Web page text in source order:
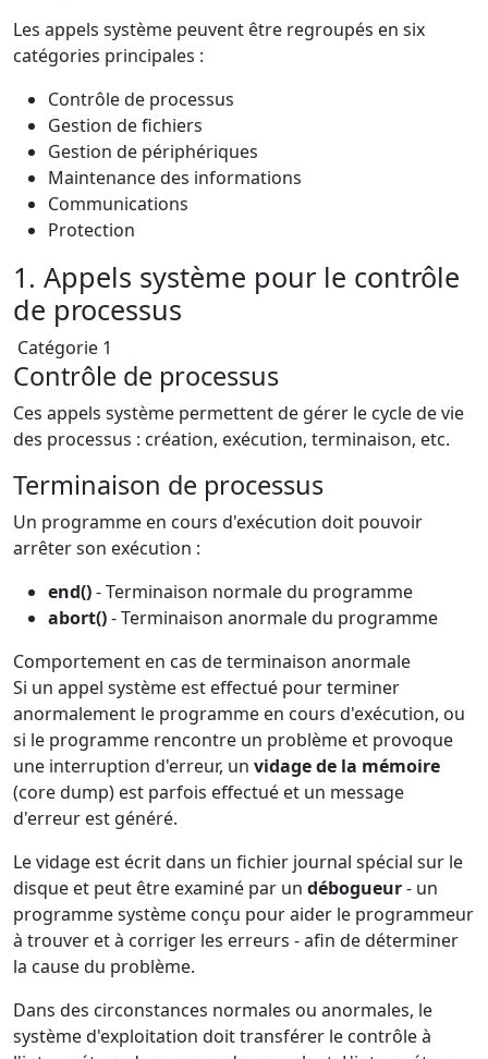
Les appels système peuvent être regroupés en six
catégories principales :
Contrôle de processus
Gestion de fichiers
Gestion de périphériques
Maintenance des informations
Communications
Protection
1. Appels système pour le contrôle
de processus
Catégorie 1
Contrôle de processus
Ces appels système permettent de gérer le cycle de vie
des processus : création, exécution, terminaison, etc.
Terminaison de processus
Un programme en cours d'exécution doit pouvoir
arrêter son exécution :
end()- Terminaison normale du programme
abort()- Terminaison anormale du programme
Comportement en cas de terminaison anormale
Si un appel système est effectué pour terminer
anormalement le programme en cours d'exécution, ou
si le programme rencontre un problème et provoque
une interruption d'erreur, un vidage de la mémoire
(core dump) est parfois effectué et un message
d'erreur est généré.
Le vidage est écrit dans un fichier journal spécial sur le
disque et peut être examiné par un débogueur- un
programme système conçu pour aider le programmeur
à trouver et à corriger les erreurs - afin de déterminer
la cause du problème.
Dans des circonstances normales ou anormales, le
système d'exploitation doit transférer le contrôle à